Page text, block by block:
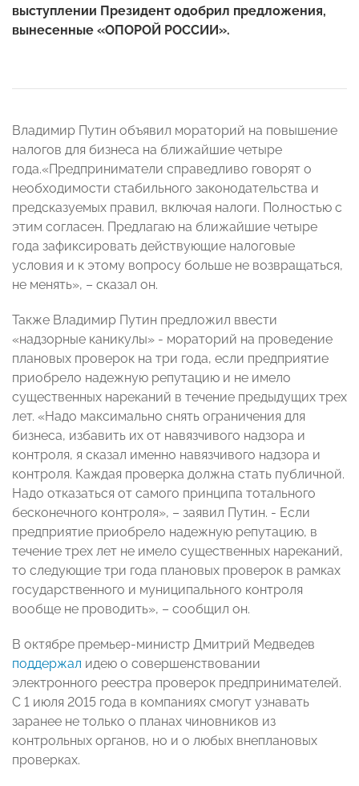
выступлении Президент одобрил предложения,
вынесенные «ОПОРОЙ РОССИИ».
Владимир Путин объявил мораторий на повышение
налогов для бизнеса на ближайшие четыре
года.«Предприниматели справедливо говорят о
необходимости стабильного законодательства и
предсказуемых правил, включая налоги. Полностью с
этим согласен. Предлагаю на ближайшие четыре
года зафиксировать действующие налоговые
условия и к этому вопросу больше не возвращаться,
не менять», – сказал он.
Также Владимир Путин предложил ввести
«надзорные каникулы» - мораторий на проведение
плановых проверок на три года, если предприятие
приобрело надежную репутацию и не имело
существенных нареканий в течение предыдущих трех
лет. «Надо максимально снять ограничения для
бизнеса, избавить их от навязчивого надзора и
контроля, я сказал именно навязчивого надзора и
контроля. Каждая проверка должна стать публичной.
Надо отказаться от самого принципа тотального
бесконечного контроля», – заявил Путин. - Если
предприятие приобрело надежную репутацию, в
течение трех лет не имело существенных нареканий,
то следующие три года плановых проверок в рамках
государственного и муниципального контроля
вообще не проводить», – сообщил он.
В октябре премьер-министр Дмитрий Медведев
поддержал идею о совершенствовании
электронного реестра проверок предпринимателей.
С 1 июля 2015 года в компаниях смогут узнавать
заранее не только о планах чиновников из
контрольных органов, но и о любых внеплановых
проверках.